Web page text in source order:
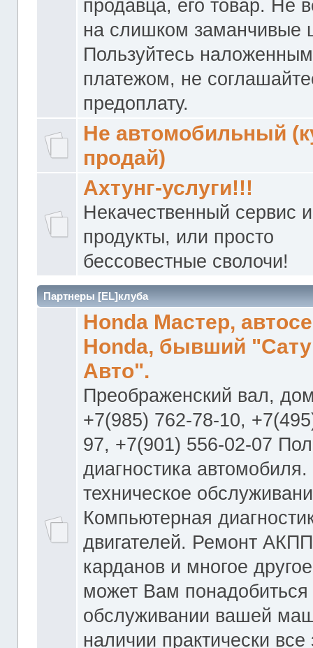
продавца, его товар. Не
на слишком заманчивые
Пользуйтесь наложенным
платежом, не
предоплату.
Не автомобильный
продай)
Ахтунг-услуги!!!
Некачественный сервис и
продукты, или просто
бессовестные сволочи!
Партнеры [EL]клуба
Honda Мастер,
Honda, бывший
Авто".
Преображенский вал,
+7(985) 762-78-10,
97, +7(901) 556-02-07
диагностика
техническое
Компьютерная
двигателей. Ремонт
карданов и многое
может Вам понадобиться
обслуживании вашей
наличии практически все